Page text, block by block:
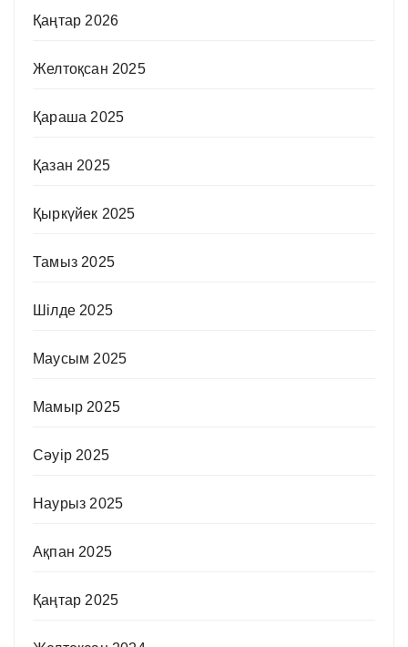
Қаңтар 2026
Желтоқсан 2025
Қараша 2025
Қазан 2025
Қыркүйек 2025
Тамыз 2025
Шілде 2025
Маусым 2025
Мамыр 2025
Сәуір 2025
Наурыз 2025
Ақпан 2025
Қаңтар 2025